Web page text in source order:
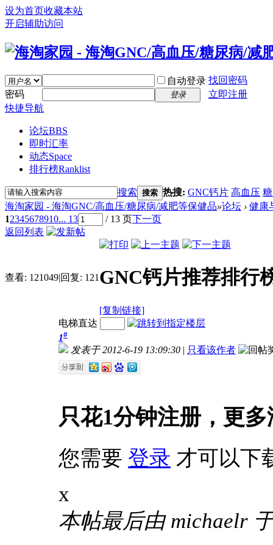
设为首页收藏本站
开启辅助访问
自动登录 找回密码
密码
登录
立即注册
快捷导航
论坛BBS
即时汇率
动态Space
排行榜Ranklist
搜索 搜索 热搜: GNC钙片 高血压
海淘家园 - 海淘GNC/高血压/糖尿病/减肥等保健品»论坛 › 健康
12345678910... 13 / 13 页下一页
返回列表
查看: 121049|回复: 121 GNC钙片推荐排行
[复制链接]
电梯直达
1#
发表于 2012-6-19 13:09:30 | 只看该作者
只花1分钟注册，更
您需要 登录 才可以下
x
本帖最后由 michaelr